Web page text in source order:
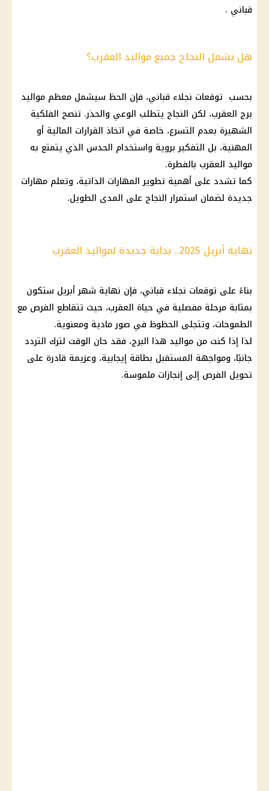
قباني .
هل يشمل النجاح جميع مواليد العقرب؟
بحسب توقعات نجلاء قباني، فإن الحظ سيشمل معظم مواليد
برج العقرب، لكن النجاح يتطلب الوعي والحذر. تنصح الفلكية
الشهيرة بعدم التسرع، خاصة في اتخاذ القرارات المالية أو
المهنية، بل التفكير بروية واستخدام الحدس الذي يتمتع به
مواليد العقرب بالفطرة.
كما تشدد على أهمية تطوير المهارات الذاتية، وتعلم مهارات
جديدة لضمان استمرارالنجاح على المدى الطويل.
نهاية أبريل 2025.. بداية جديدة لمواليد العقرب
بناءً على توقعات نجلاء قباني، فإن نهاية شهر أبريل ستكون
بمثابة مرحلة مفصلية في حياة العقرب، حيث تتقاطع الفرص مع
الطموحات، وتتجلى الحظوظ في صور مادية ومعنوية.
لذا إذا كنت من مواليد هذا البرج، فقد حان الوقت لترك التردد
جانبًا، ومواجهة المستقبل بطاقة إيجابية، وعزيمة قادرة على
تحويل الفرص إلى إنجازات ملموسة.